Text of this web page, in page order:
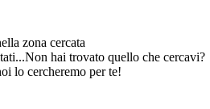
zona cercata
Non hai trovato quello che cercavi?
lo cercheremo per te!